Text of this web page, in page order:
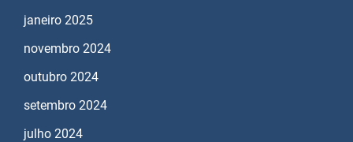
janeiro 2025
novembro 2024
outubro 2024
setembro 2024
julho 2024